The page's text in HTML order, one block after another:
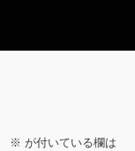
※ が付いている欄は